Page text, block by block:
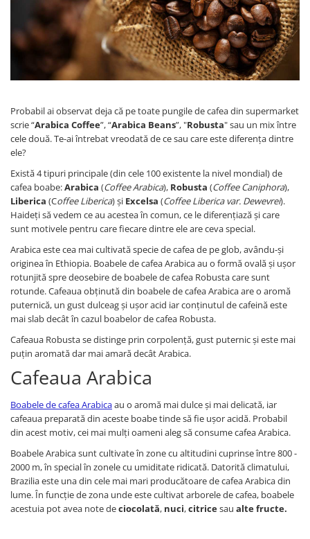
Cafea boabe Vergnano
Cafea boabe Segafredo
Cafea boabe Julius Meinl
Cafea boabe 1kg
Alte branduri cafea
Cafea de specialitate
Cafea proaspat prajita
Cafea Etiopia
Cafea Columbia
Cafea Brazilia
Cafea Guatemala
Cafea Rwanda
Cafea Decofeinizata
Cafea Instant
Capsule de Cafea
Cafea macinata
Sistem de zahar si paleta
Tastaturi si butoane
Probabil ai observat deja că pe toate pungile de cafea din supermarket
scrie “Arabica Coffee”, “Arabica Beans”, "Robusta" sau un mix între
cele două. Te-ai întrebat vreodată de ce sau care este diferența dintre
ele?
Există 4 tipuri principale (din cele 100 existente la nivel mondial) de
cafea boabe:Arabica (Coffee Arabica), Robusta (Coffee Caniphora),
Liberica (Coffee Liberica) și Excelsa (Coffee Liberica var. Dewevrei).
Haideți să vedem ce au acestea în comun, ce le diferențiază și care
sunt motivele pentru care fiecare dintre ele are ceva special.
Arabica este cea mai cultivată specie de cafea de pe glob, avându-și
originea în Ethiopia. Boabele de cafea Arabica au o formă ovală și ușor
rotunjită spre deosebire de boabele de cafea Robusta care sunt
rotunde. Cafeaua obținută din boabele de cafea Arabica are o aromă
puternică, un gust dulceag și ușor acid iar conținutul de cafeină este
mai slab decât în cazul boabelor de cafea Robusta.
Cafeaua Robusta se distinge prin corpolență, gust puternic și este mai
puțin aromată dar mai amară decât Arabica.
Cafeaua Arabica
Boabele de cafea Arabicaau o aromă mai dulce și mai delicată, iar
cafeaua preparată din aceste boabe tinde să fie ușor acidă. Probabil
din acest motiv, cei mai mulți oameni aleg să consume cafea Arabica.
Boabele Arabica sunt cultivate în zone cu altitudini cuprinse între 800 -
2000 m, în special în zonele cu umiditate ridicată. Datorită climatului,
Brazilia este una din cele mai mari producătoare de cafea Arabica din
lume. În funcție de zona unde este cultivat arborele de cafea, boabele
acestuia pot avea note deciocolată, nuci,citricesau alte fructe.